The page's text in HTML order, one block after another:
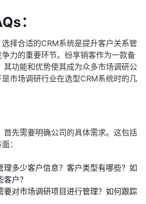
：
择合适的CRM系统是提升客户关系管
力的重要环节。纷享销客作为一款备
其功能和优势使其成为众多市场调研公
市场调研行业在选型CRM系统时的几
首先需要明确公司的具体需求。这包括
：
理多少客户信息？客户类型有哪些？如
户？
要对市场调研项目进行管理？如何跟踪